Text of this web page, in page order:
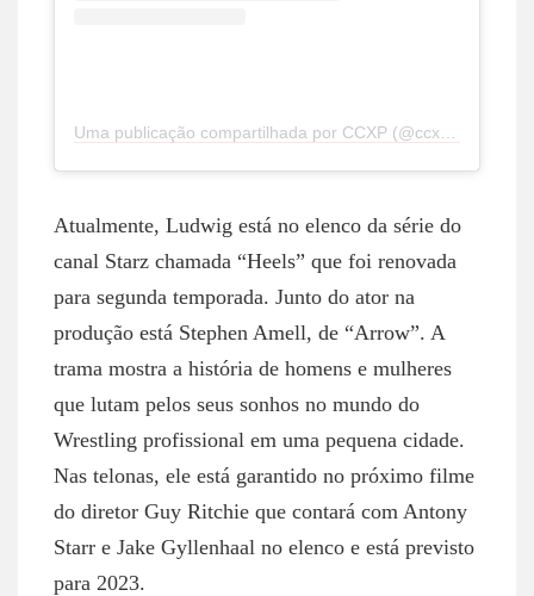
Atualmente, Ludwig está no elenco da série do
canal Starz chamada “Heels” que foi renovada
para segunda temporada. Junto do ator na
produção está Stephen Amell, de “Arrow”. A
trama mostra a história de homens e mulheres
que lutam pelos seus sonhos no mundo do
Wrestling profissional em uma pequena cidade.
Nas telonas, ele está garantido no próximo filme
do diretor Guy Ritchie que contará com Antony
Starr e Jake Gyllenhaal no elenco e está previsto
para 2023.